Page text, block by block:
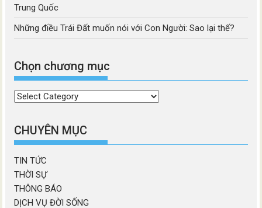
Trung Quốc
Những điều Trái Đất muốn nói với Con Người: Sao lại thế?
Chọn chương mục
Chọn
mục
CHUYÊN MỤC
TIN TỨC
THỜI SỰ
THÔNG BÁO
DỊCH VỤ ĐỜI SỐNG